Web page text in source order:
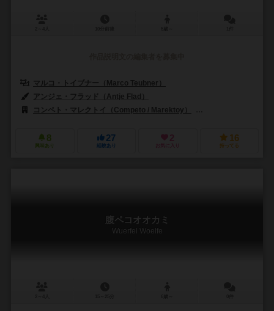
マルコ・トイブナー（Marco Teubner）
アンジェ・フラッド（Antje Flad）
コンペト・マレクトイ（Competo / Marektoy）
8
興味あり
27
経験あり
2
お気に入り
16
持ってる
腹ペコオオカミ
Wuerfel Woelfe